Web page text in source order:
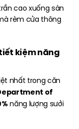
cao xuống sàn
rèm cửa thông
kiệm năng
nhất trong căn
of
năng lượng sưởi